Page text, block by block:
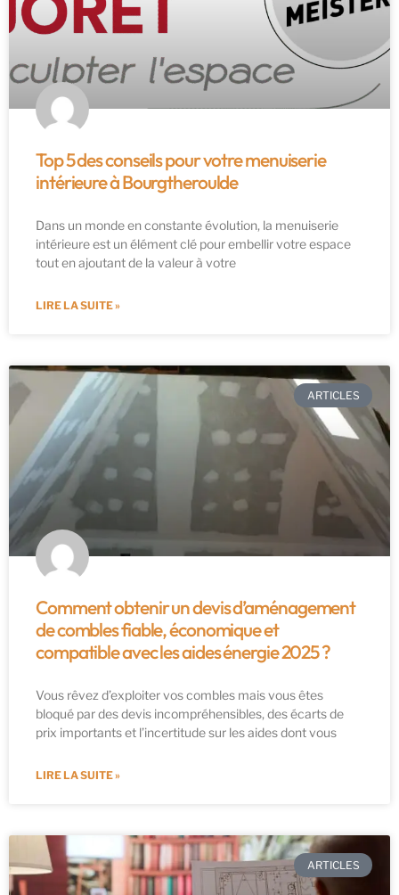
Top 5 des conseils pour votre menuiserie
intérieure à Bourgtheroulde
Dans un monde en constante évolution, la menuiserie
intérieure est un élément clé pour embellir votre espace
tout en ajoutant de la valeur à votre
LIRE LA SUITE »
ARTICLES
Comment obtenir un devis d’aménagement
de combles fiable, économique et
compatible avec les aides énergie 2025 ?
Vous rêvez d’exploiter vos combles mais vous êtes
bloqué par des devis incompréhensibles, des écarts de
prix importants et l’incertitude sur les aides dont vous
LIRE LA SUITE »
ARTICLES